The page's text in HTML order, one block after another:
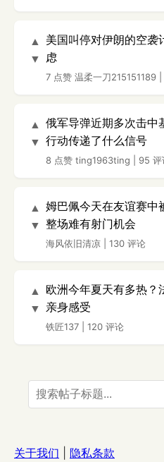
▲
▼
美国叫停对伊朗的空袭
虑
7 点赞 温柔一刀215151189
▲
▼
俄军导弹近期多次击中
行动传递了什么信号
8 点赞 ting1963ting 95 评
▲
▼
姆巴佩今天在友谊赛中
整场难有射门机会
海风依旧清凉 130 评论
▲
▼
欧洲今年夏天有多热？
亲身感受
铁匠137 120 评论
关于我们 隐私条款